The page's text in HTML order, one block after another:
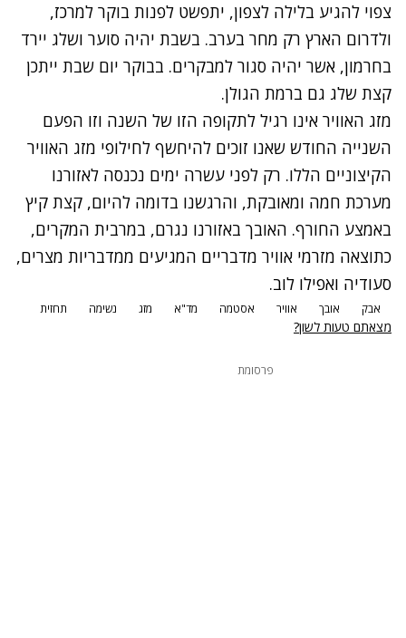
צפוי להגיע בלילה לצפון, יתפשט לפנות בוקר למרכז,
ולדרום הארץ רק מחר בערב. בשבת יהיה סוער ושלג יירד
בחרמון, אשר יהיה סגור למבקרים. בבוקר יום שבת ייתכן
קצת שלג גם ברמת הגולן.
מזג האוויר אינו רגיל לתקופה הזו של השנה וזו הפעם
השנייה החודש שאנו זוכים להיחשף לחילופי מזג האוויר
הקיצוניים הללו. רק לפני עשרה ימים נכנסה לאזורנו
מערכת חמה ומאובקת, והרגשנו בדומה להיום, קצת קיץ
באמצע החורף. האובך באזורנו נגרם, במרבית המקרים,
כתוצאה מזרמי אוויר מדבריים המגיעים ממדבריות מצרים,
סעודיה ואפילו לוב.
אבק אובך אוויר אסטמה מד"א מזג נשימה תחזית
מצאתם טעות לשון?
פרסומת